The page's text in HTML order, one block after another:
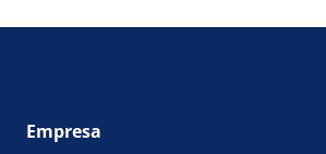
Empresa